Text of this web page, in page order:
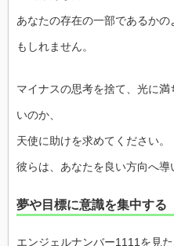
あなたの存在の一部であるか
もしれません。
マイナスの思考を捨て、光に
いのか、
天使に助けを求めてください。
彼らは、あなたを良い方向へ導
夢や目標に意識を集中する
エンジェルナンバー1111を見た